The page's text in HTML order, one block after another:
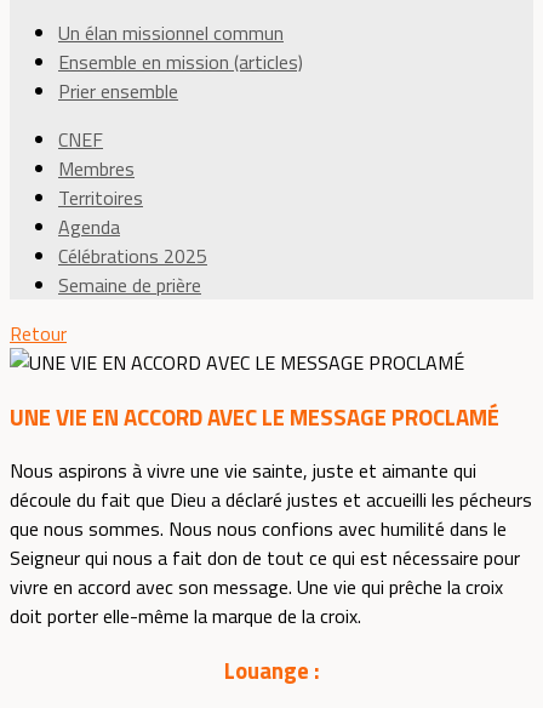
Un élan missionnel commun
Ensemble en mission (articles)
Prier ensemble
CNEF
Membres
Territoires
Agenda
Célébrations 2025
Semaine de prière
Retour
UNE VIE EN ACCORD AVEC LE MESSAGE PROCLAMÉ
Nous aspirons à vivre une vie sainte, juste et aimante qui
découle du fait que Dieu a déclaré justes et accueilli les pécheurs
que nous sommes. Nous nous confions avec humilité dans le
Seigneur qui nous a fait don de tout ce qui est nécessaire pour
vivre en accord avec son message. Une vie qui prêche la croix
doit porter elle-même la marque de la croix.
Louange :